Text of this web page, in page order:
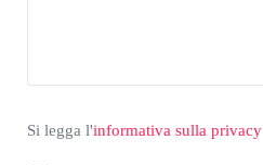
Si legga l'informativa sulla privacy